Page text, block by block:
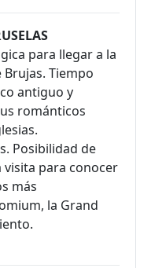
para llegar a la
Tiempo
antiguo y
románticos
Posibilidad de
para conocer
más
la Grand